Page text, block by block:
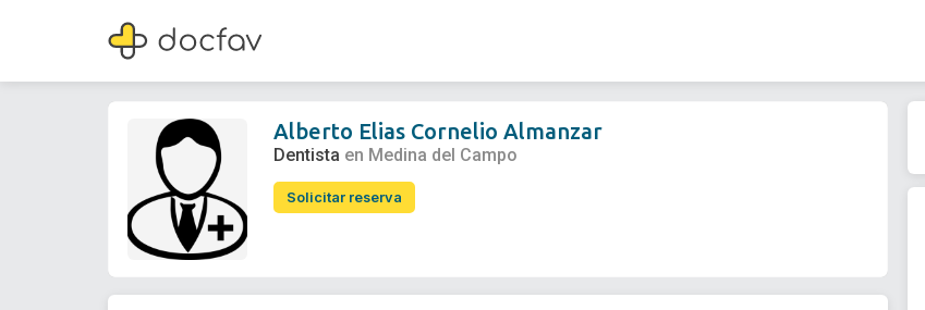
Alberto Elias Cornelio Almanzar
Dentista
Alberto Elias Cornelio Almanzar
Dentista en Medina del Campo
Solicitar reserva